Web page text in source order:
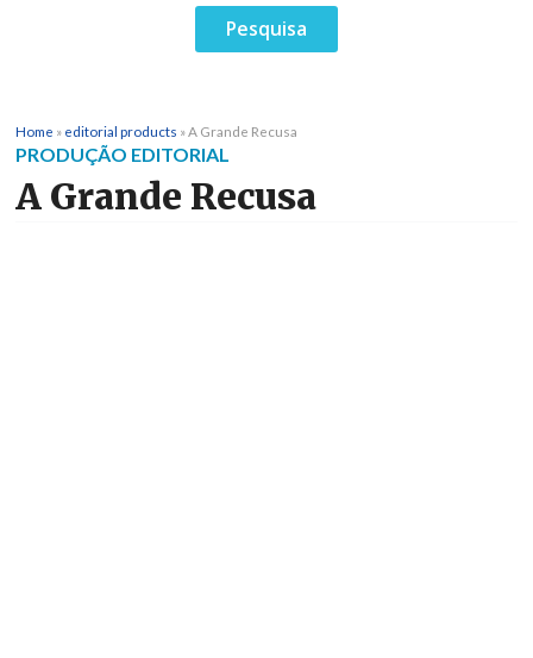
Home » editorial products »A Grande Recusa
PRODUÇÃO EDITORIAL
A Grande Recusa